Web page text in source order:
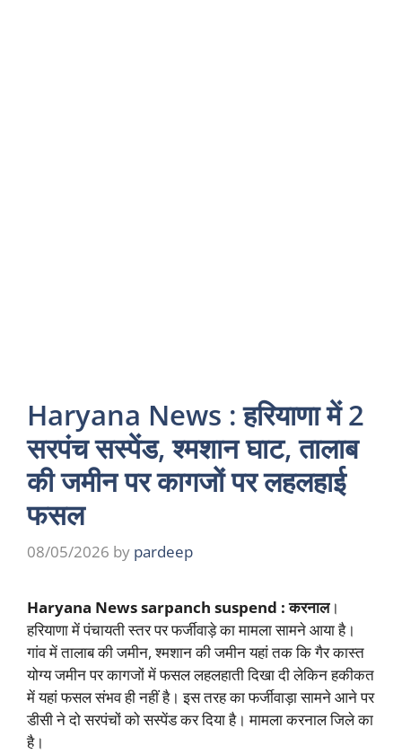
Haryana News : हरियाणा में 2
सरपंच सस्पेंड, श्मशान घाट, तालाब
की जमीन पर कागजों पर लहलहाई
फसल
08/05/2026 by pardeep
Haryana News sarpanch suspend : करनाल।
हरियाणा में पंचायती स्तर पर फर्जीवाड़े का मामला सामने आया है।
गांव में तालाब की जमीन, श्मशान की जमीन यहां तक कि गैर कास्त
योग्य जमीन पर कागजों में फसल लहलहाती दिखा दी लेकिन हकीकत
में यहां फसल संभव ही नहीं है। इस तरह का फर्जीवाड़ा सामने आने पर
डीसी ने दो सरपंचों को सस्पेंड कर दिया है। मामला करनाल जिले का
है।